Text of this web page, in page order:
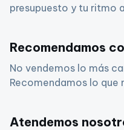
presupuesto y tu ritmo
Recomendamos
No vendemos lo más
Recomendamos lo que
Atendemos